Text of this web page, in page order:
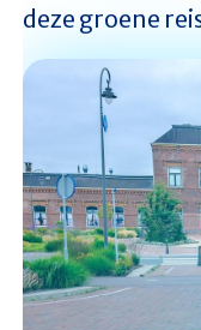
deze groene
Afbeelding